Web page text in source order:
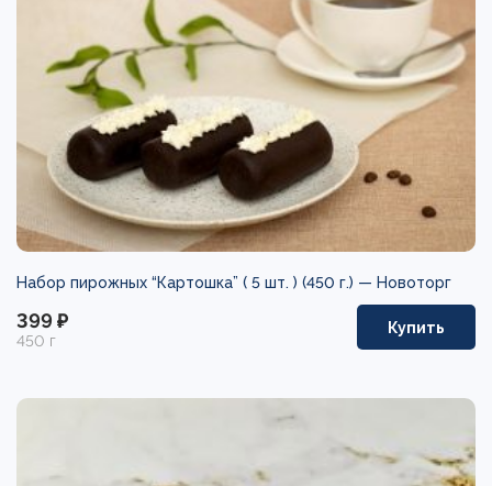
Набор пирожных “Картошка” ( 5 шт. ) (450 г.) — Новоторг
399 ₽
450 г
Купить